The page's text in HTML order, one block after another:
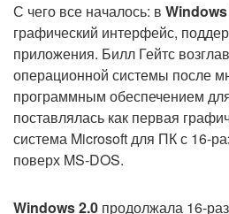
С чего все началось: в
графический интерфейс,
приложения. Билл Гейтс
операционной системы после
программным обеспечением
поставлялась как первая
система Microsoft для ПК с 16-
поверх MS-DOS.
Windows 2.0 продолжала 16-